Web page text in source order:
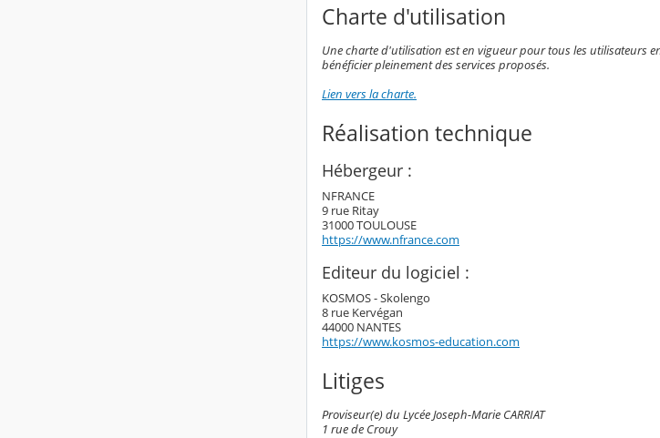
Charte d'utilisation
Une charte d'utilisation est en vigueur pour tous les utilisateurs
bénéficier pleinement des services proposés.
Lien vers la charte.
Réalisation technique
Hébergeur :
NFRANCE
9 rue Ritay
31000 TOULOUSE
https://www.nfrance.com
Editeur du logiciel :
KOSMOS - Skolengo
8 rue Kervégan
44000 NANTES
https://www.kosmos-education.com
Litiges
Proviseur(e) du Lycée Joseph-Marie CARRIAT
1 rue de Crouy